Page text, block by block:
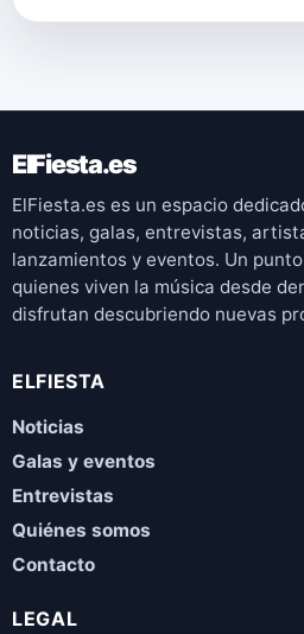
ElFiesta.es
ElFiesta.es es un espacio
noticias, galas, entrevistas,
lanzamientos y eventos. Un
quienes viven la música desde
disfrutan descubriendo nuevas
ELFIESTA
Noticias
Galas y eventos
Entrevistas
Quiénes somos
Contacto
LEGAL